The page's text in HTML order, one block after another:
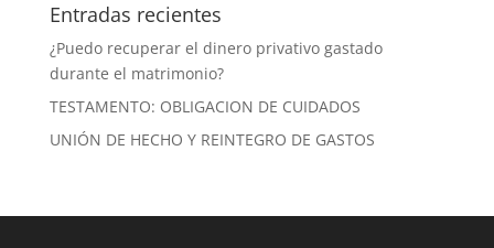
Entradas recientes
¿Puedo recuperar el dinero privativo gastado
durante el matrimonio?
TESTAMENTO: OBLIGACION DE CUIDADOS
UNIÓN DE HECHO Y REINTEGRO DE GASTOS